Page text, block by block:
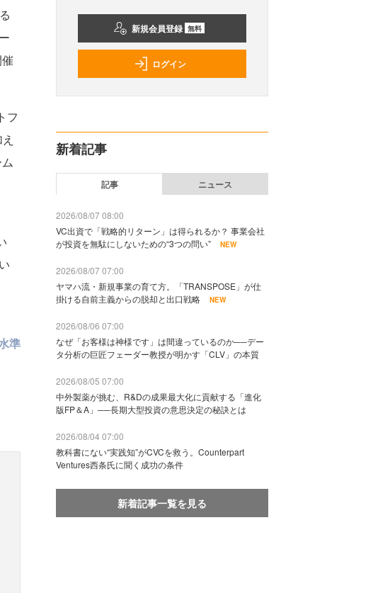
フ
準
新規会員登録 無料
ログイン
新着記事
記事 ニュース
2026/08/07 08:00
VC出資で「戦略的リターン」は得られるか？ 事業会社
が投資を無駄にしないための“3つの問い”
NEW
2026/08/07 07:00
ヤマハ流・新規事業の育て方。「TRANSPOSE」が仕
掛ける自前主義からの脱却と出口戦略
NEW
2026/08/06 07:00
なぜ「お客様は神様です」は間違っているのか──デー
タ分析の巨匠フェーダー教授が明かす「CLV」の本質
2026/08/05 07:00
中外製薬が挑む、R&Dの成果最大化に貢献する「進化
版FP＆A」──長期大型投資の意思決定の秘訣とは
2026/08/04 07:00
教科書にない“実践知”がCVCを救う。Counterpart
Ventures西条氏に聞く成功の条件
新着記事一覧を見る